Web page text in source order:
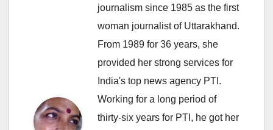
journalism since 1985 as the first
woman journalist of Uttarakhand.
From 1989 for 36 years, she
provided her strong services for
India's top news agency PTI.
Working for a long period of
thirty-six years for PTI, he got her